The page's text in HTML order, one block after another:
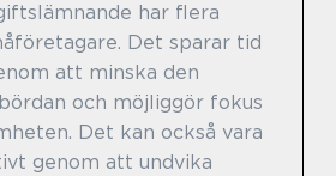
har flera
Det sparar tid
att minska den
och möjliggör fokus
Det kan också vara
genom att undvika